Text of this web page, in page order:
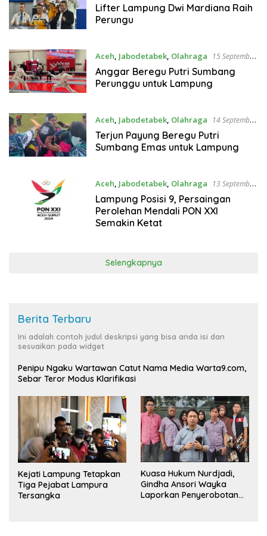
2024
Lifter Lampung Dwi Mardiana Raih
Perungu
Aceh, Jabodetabek, Olahraga
15 September
2024
Anggar Beregu Putri Sumbang
Perunggu untuk Lampung
Aceh, Jabodetabek, Olahraga
14 September
2024
Terjun Payung Beregu Putri
Sumbang Emas untuk Lampung
Aceh, Jabodetabek, Olahraga
13 September
2024
Lampung Posisi 9, Persaingan
Perolehan Mendali PON XXI
Semakin Ketat
Selengkapnya
Berita Terbaru
Ini adalah contoh judul deskripsi yang bisa anda isi dan
sesuaikan pada widget
Penipu Ngaku Wartawan Catut Nama Media Warta9.com,
Sebar Teror Modus Klarifikasi
Kejati Lampung Tetapkan
Tiga Pejabat Lampura
Tersangka
Kuasa Hukum Nurdjadi,
Gindha Ansori Wayka
Laporkan Penyerobotan